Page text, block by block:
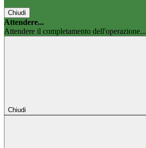
Chiudi
Attendere...
Attendere il completamento dell'operazione...
Chiudi